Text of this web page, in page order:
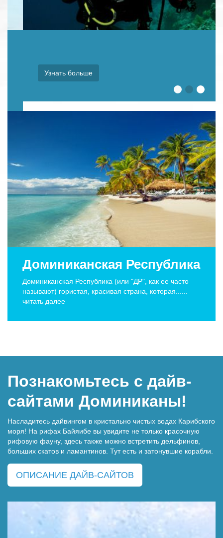
Узнать больше
Доминиканская Республика
Доминиканская Республика (или "ДР", как ее часто
называют) гористая, красивая страна, которая......
читать далее
Познакомьтесь с дайв-
сайтами Доминиканы!
Насладитесь дайвингом в кристально чистых водах Карибского
моря! На рифах Байяибе вы увидите не только красочную
рифовую фауну, здесь также можно встретить дельфинов,
больших скатов и ламантинов. Тут есть и затонувшие корабли.
ОПИСАНИЕ ДАЙВ-САЙТОВ